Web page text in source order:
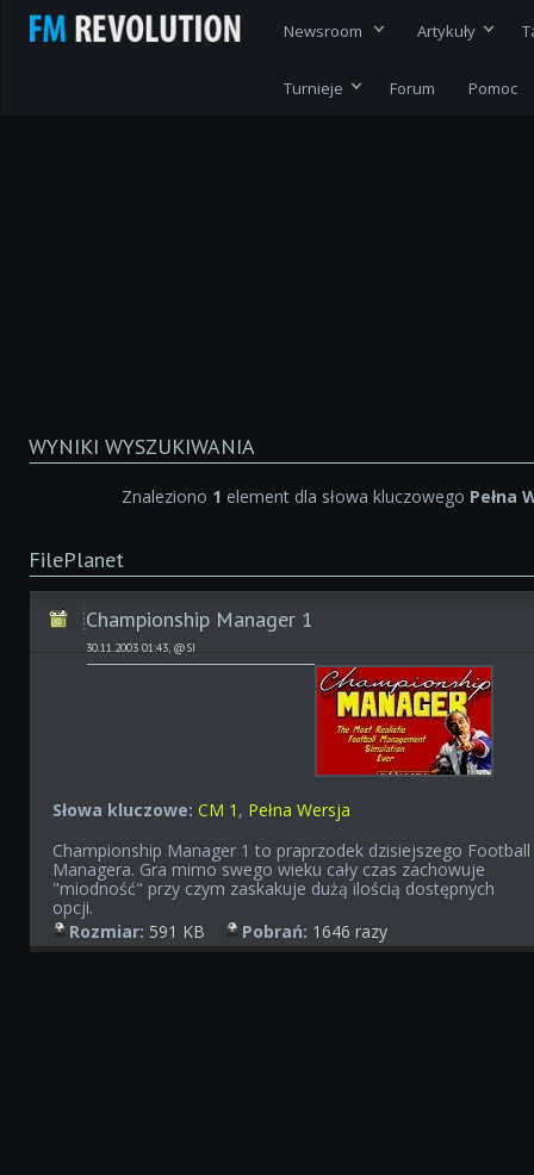
Newsroom Artykuły
Turnieje Forum Pomoc
WYNIKI WYSZUKIWANIA
Znaleziono 1 element dla słowa kluczowego Pełna
FilePlanet
Championship Manager 1
30.11.2003 01:43, @SI
Słowa kluczowe: CM 1 , Pełna Wersja
Championship Manager 1 to praprzodek dzisiejszego Football
Managera. Gra mimo swego wieku cały czas zachowuje
"miodność" przy czym zaskakuje dużą ilością dostępnych
opcji.
Rozmiar: 591 KB Pobrań: 1646 razy